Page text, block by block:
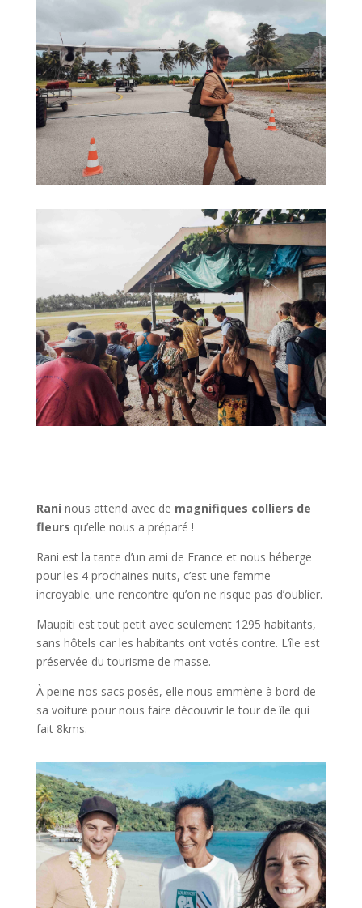
Rani nous attend avec de magnifiques colliers de
fleurs qu’elle nous a préparé !
Rani est la tante d’un ami de France et nous héberge
pour les 4 prochaines nuits, c’est une femme
incroyable. une rencontre qu’on ne risque pas d’oublier.
Maupiti est tout petit avec seulement 1295 habitants,
sans hôtels car les habitants ont votés contre. L’île est
préservée du tourisme de masse.
À peine nos sacs posés, elle nous emmène à bord de
sa voiture pour nous faire découvrir le tour de île qui
fait 8kms.